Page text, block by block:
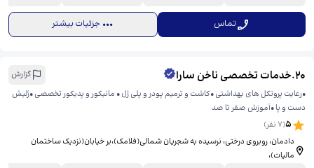
تماس جزئیات بیشتر
20
.خدمات تخصصی ناخن سارا
گزارش
•رعایت پروتکل های بهداشتی •کاشت و ترمیم پودر و پلی ژل • مانیکور و پدیکور تخصصی •ژلیش
دست و پا •آموزش صفر تا صد
5
(
7 نفر)
دادمان، روبروی درختی، نرسیده به شجریان شمالی(فلامک)،بر خیابان(نزدیک ساختمان
مالیات)، ​‌‌‌‌